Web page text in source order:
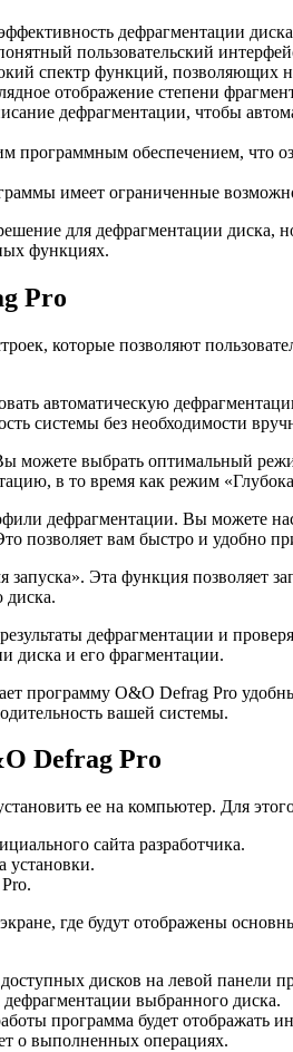
дефрагментации
пользовательский
спектр функций, позволяющих
отображение степени
дефрагментации, чтобы
программным обеспечением, что
имеет ограниченные
для дефрагментации
функциях.
Pro
которые позволяют
автоматическую
системы без необходимости
выбрать оптимальный
в то время как режим
дефрагментации. Вы можете
позволяет вам быстро и удобно
Эта функция позволяет
диска.
дефрагментации и
диска и его фрагментации.
программу O&O Defrag Pro
вашей системы.
Defrag Pro
ее на компьютер. Для
сайта разработчика.
установки.
где будут отображены
дисков на левой панели
выбранного диска.
программа будет отображать
о выполненных операциях.